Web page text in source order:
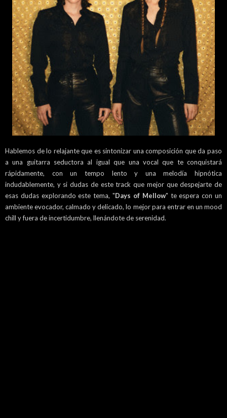
Hablemos de lo relajante que es sintonizar una composición que da paso
a una guitarra seductora al igual que una vocal que te conquistará
rápidamente, con un tempo lento y una melodía hipnótica
indudablemente, y si dudas de este track que mejor que despejarte de
esas dudas explorando este tema, "Days of Mellow" te espera con un
ambiente evocador, calmado y delicado, lo mejor para entrar en un mood
chill y fuera de incertidumbre, llenándote de serenidad.